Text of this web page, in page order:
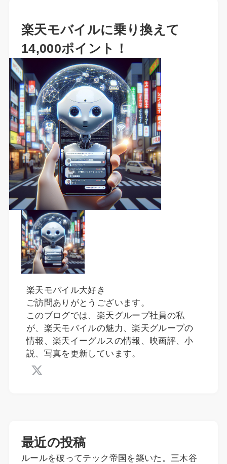
楽天モバイルに乗り換えて
14,000ポイント！
楽天モバイル大好き
ご訪問ありがとうございます。
このブログでは、楽天グループ社員の私
が、楽天モバイルの魅力、楽天グループの
情報、楽天イーグルスの情報、映画評、小
説、写真を更新しています。
最近の投稿
ルールを破ってテック帝国を築いた。三木谷